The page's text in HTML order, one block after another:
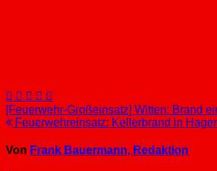
Beitragsnavigation
[Feuerwehr-Großeinsatz] Witten: Brand
Feuerwehreinsatz: Kellerbrand in
Von Frank Bauermann, Redaktion